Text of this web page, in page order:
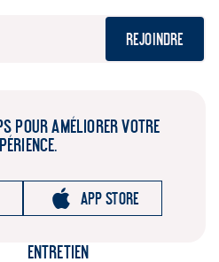
Rejoindre
POUR AMÉLIORER VOTRE
App store
Entretien